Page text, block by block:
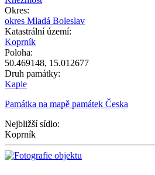
−
Okres:
okres Mladá Boleslav
Katastrální území:
Koprník
Poloha:
50.469148, 15.012677
Druh památky:
Kaple
Památka na mapě památek Česka
Nejbližší sídlo:
Koprník